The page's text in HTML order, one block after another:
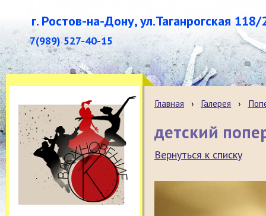
г. Ростов-на-Дону, ул.Таганрогская 118/
7(989) 527-40-15
Главная › Галерея ›
детский
Вернуться к списку